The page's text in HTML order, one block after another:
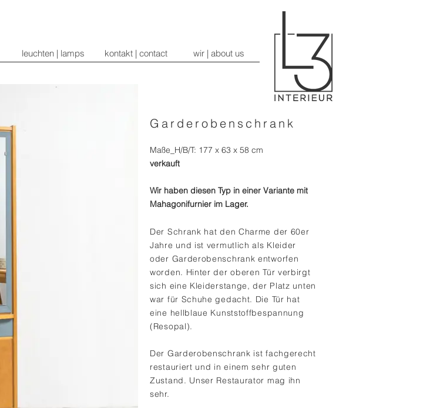
leuchten | lamps kontakt | contact wir | about us
Garderobenschrank
Maße_H/B/T: 177 x 63 x 58 cm
verkauft
Wir haben diesen Typ in einer Variante mit
Mahagonifurnier im Lager.
Der Schrank hat den Charme der 60er
Jahre und ist vermutlich als Kleider
oder Garderobenschrank entworfen
worden. Hinter der oberen Tür verbirgt
sich eine Kleiderstange, der Platz unten
war für Schuhe gedacht. Die Tür hat
eine hellblaue Kunststoffbespannung
(Resopal).
Der Garderobenschrank ist fachgerecht
restauriert und in einem sehr guten
Zustand. Unser Restaurator mag ihn
sehr.